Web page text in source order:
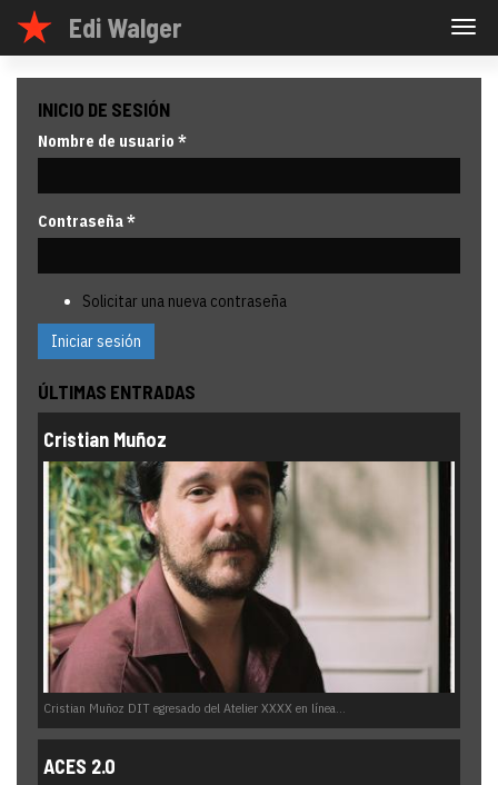
Pasar
contenido
principal
Edi Walger
INICIO DE SESIÓN
Nombre de usuario *
Contraseña*
Solicitar una nueva contraseña
Iniciar sesión
ÚLTIMAS ENTRADAS
Cristian Muñoz
Cristian Muñoz DIT egresado del Atelier XXXX en línea...
ACES 2.0